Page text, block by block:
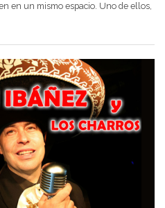
en un mismo espacio. Uno de ellos,